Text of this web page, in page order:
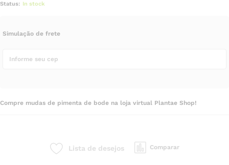
Status: In stock
Simulação de frete
Compre mudas de pimenta de bode na loja virtual Plantae Shop!
Lista de desejos Comparar